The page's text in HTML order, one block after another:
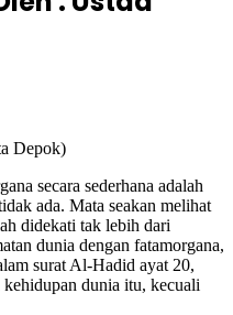
Depok)
secara sederhana adalah
ada. Mata seakan melihat
didekati tak lebih dari
dunia dengan fatamorgana,
surat Al-Hadid ayat 20,
dunia itu, kecuali